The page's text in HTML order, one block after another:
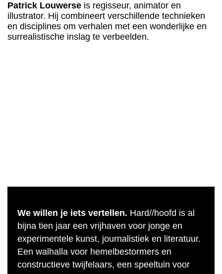
Patrick Louwerse is regisseur, animator en
illustrator. Hij combineert verschillende technieken
en disciplines om verhalen met een wonderlijke en
surrealistische inslag te verbeelden.
We willen je iets vertellen. Hard//hoofd is al
bijna tien jaar een vrijhaven voor jonge en
experimentele kunst, journalistiek en literatuur.
Een walhalla voor hemelbestormers en
constructieve twijfelaars, een speeltuin voor